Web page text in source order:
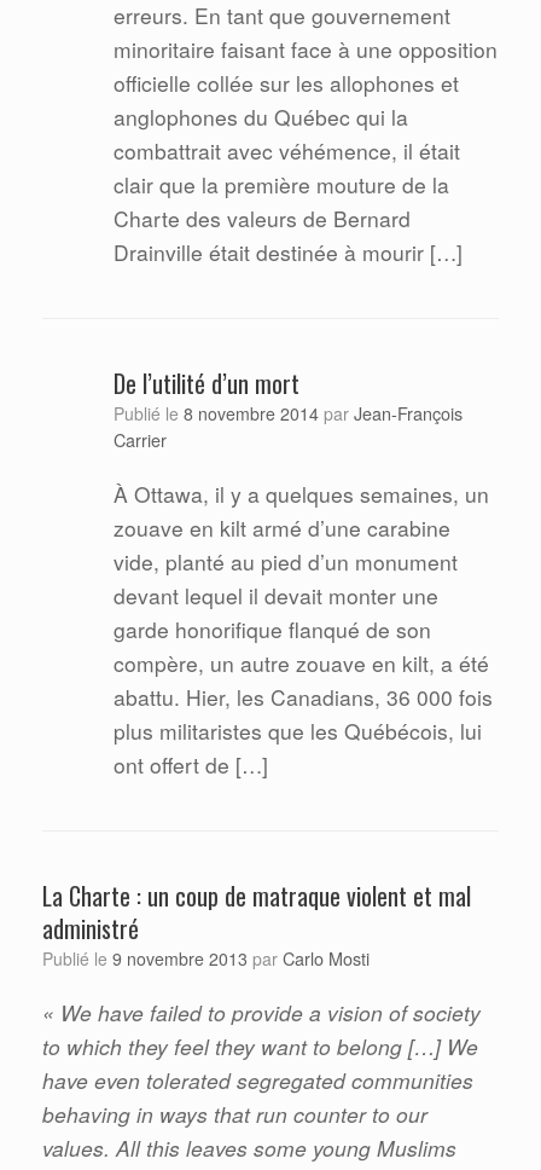
erreurs. En tant que gouvernement
minoritaire faisant face à une opposition
officielle collée sur les allophones et
anglophones du Québec qui la
combattrait avec véhémence, il était
clair que la première mouture de la
Charte des valeurs de Bernard
Drainville était destinée à mourir […]
De l’utilité d’un mort
Publié le 8 novembre 2014 par Jean-François
Carrier
À Ottawa, il y a quelques semaines, un
zouave en kilt armé d’une carabine
vide, planté au pied d’un monument
devant lequel il devait monter une
garde honorifique flanqué de son
compère, un autre zouave en kilt, a été
abattu. Hier, les Canadians, 36 000 fois
plus militaristes que les Québécois, lui
ont offert de […]
La Charte : un coup de matraque violent et mal
administré
Publié le 9 novembre 2013 par Carlo Mosti
« We have failed to provide a vision of society
to which they feel they want to belong […] We
have even tolerated segregated communities
behaving in ways that run counter to our
values. All this leaves some young Muslims